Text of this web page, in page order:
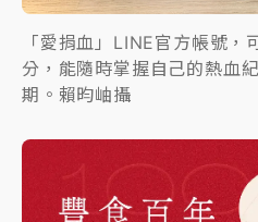
「愛捐血」LINE官方帳號，
分，能隨時掌握自己的熱血
期。賴昀岫攝